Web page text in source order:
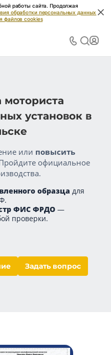
работы сайта. Продолжая
обработки персональных данных
файлов cookies
установок в
или повысить
официальное
образца для
ФИС ФРДО —
проверки.
Задать вопрос